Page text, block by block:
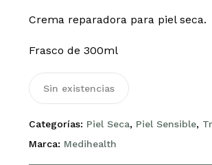
Crema reparadora para piel seca.
Frasco de 300ml
Sin existencias
Categorías: Piel Seca, Piel Sensible,
Marca: Medihealth